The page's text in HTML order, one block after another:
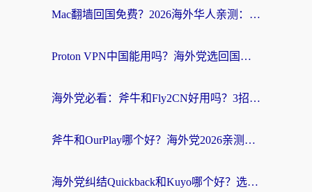
Mac翻墙回国免费？2026海外华人亲测：从CCTV5直播到国内APP，这样选加速器才靠谱
Proton VPN中国能用吗？海外党选回国加速器的避坑指南（附番茄加速器实测）
海外党必看：斧牛和Fly2CN好用吗？3招教你选对回国加速器（附免费试用攻略）
斧牛和OurPlay哪个好？海外党2026亲测：选对加速器，国内资源秒加载
海外党纠结Quickback和Kuyo哪个好？选对回国加速器才能无缝刷国内资源